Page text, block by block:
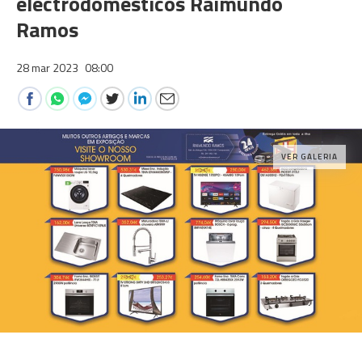
Ramos
28 mar 2023 08:00
VER GALERIA